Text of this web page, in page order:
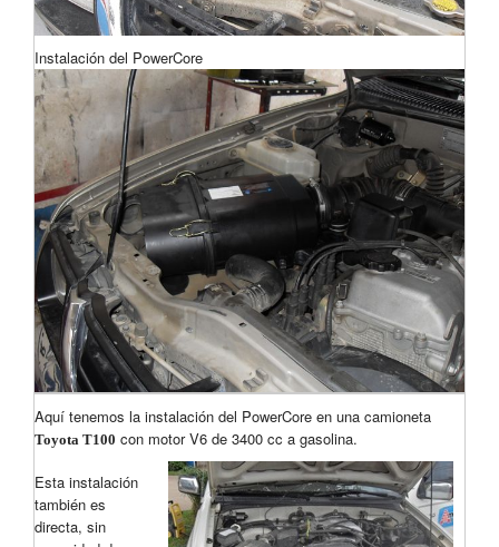
Instalación del PowerCore
Aquí tenemos la instalación del PowerCore en una camioneta
Toyota T100 con motor V6 de 3400 cc a gasolina.
Esta instalación
también es
directa, sin